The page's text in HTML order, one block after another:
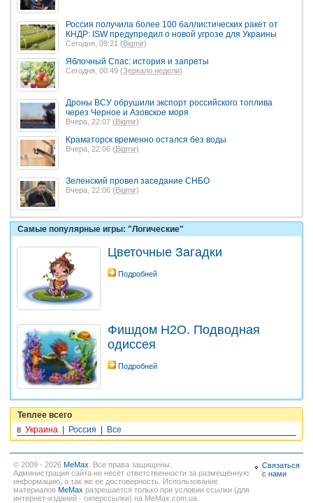
Россия получила более 100 баллистических ракет от
КНДР: ISW предупредил о новой угрозе для Украины
Сегодня, 09:21 (Bigmir)
Яблочный Спас: история и запреты
Сегодня, 00:49 (Зеркало недели)
Дроны ВСУ обрушили экспорт российского топлива
через Черное и Азовское моря
Вчера, 22:07 (Bigmir)
Краматорск временно остался без воды
Вчера, 22:06 (Bigmir)
Зеленский провел заседание СНБО
Вчера, 22:06 (Bigmir)
Самые популярные игры: "Логические"
Цветочные Загадки
Подробней
Фишдом H2O. Подводная
одиссея
Подробней
Теплее всего
в Украина | Россия | Все
© 2009 - 2026 MeMax . Все права защищены.
Администрация сайта не несёт ответственности за размещённую
информацию, а так же ее достоверность. Использование
материалов MeMax разрешается только при условии ссылки (для
интернет-изданий - гиперссылки) на MeMax.com.ua.
Связаться
с нами